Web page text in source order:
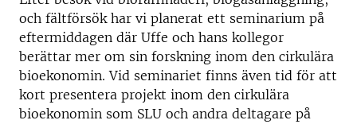
och fältförsök har vi planerat ett seminarium på
eftermiddagen där Uffe och hans kollegor
berättar mer om sin forskning inom den cirkulära
bioekonomin. Vid seminariet finns även tid för att
kort presentera projekt inom den cirkulära
bioekonomin som SLU och andra deltagare på